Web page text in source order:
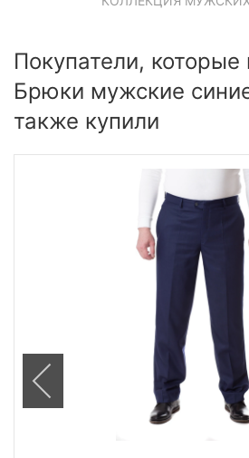
Покупатели,
Брюки мужские
также купили